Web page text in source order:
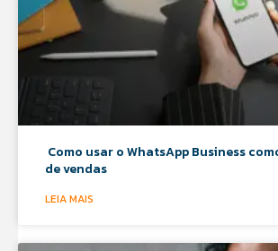
Como usar o WhatsApp Business
de vendas
LEIA MAIS